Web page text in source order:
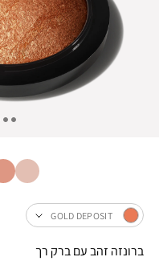
GOLD DEPOSIT
ברונזה זהב עם ברק רך